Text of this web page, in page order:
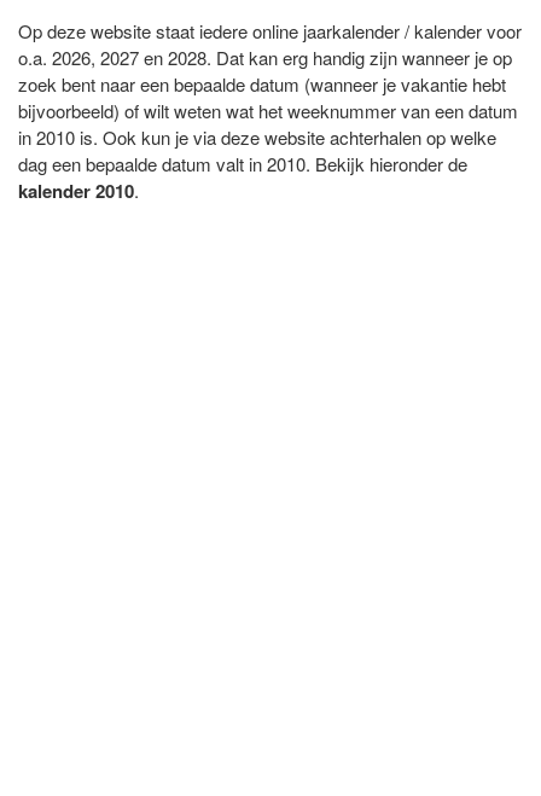
Op deze website staat iedere online jaarkalender / kalender voor
o.a. 2026, 2027 en 2028. Dat kan erg handig zijn wanneer je op
zoek bent naar een bepaalde datum (wanneer je vakantie hebt
bijvoorbeeld) of wilt weten wat het weeknummer van een datum
in 2010 is. Ook kun je via deze website achterhalen op welke
dag een bepaalde datum valt in 2010. Bekijk hieronder de
kalender 2010.